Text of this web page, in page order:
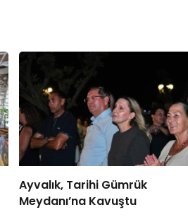
Ayvalık, Tarihi Gümrük
Meydanı’na Kavuştu